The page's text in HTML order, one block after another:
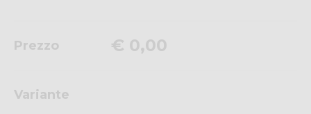
Prezzo € 0,00
Variante